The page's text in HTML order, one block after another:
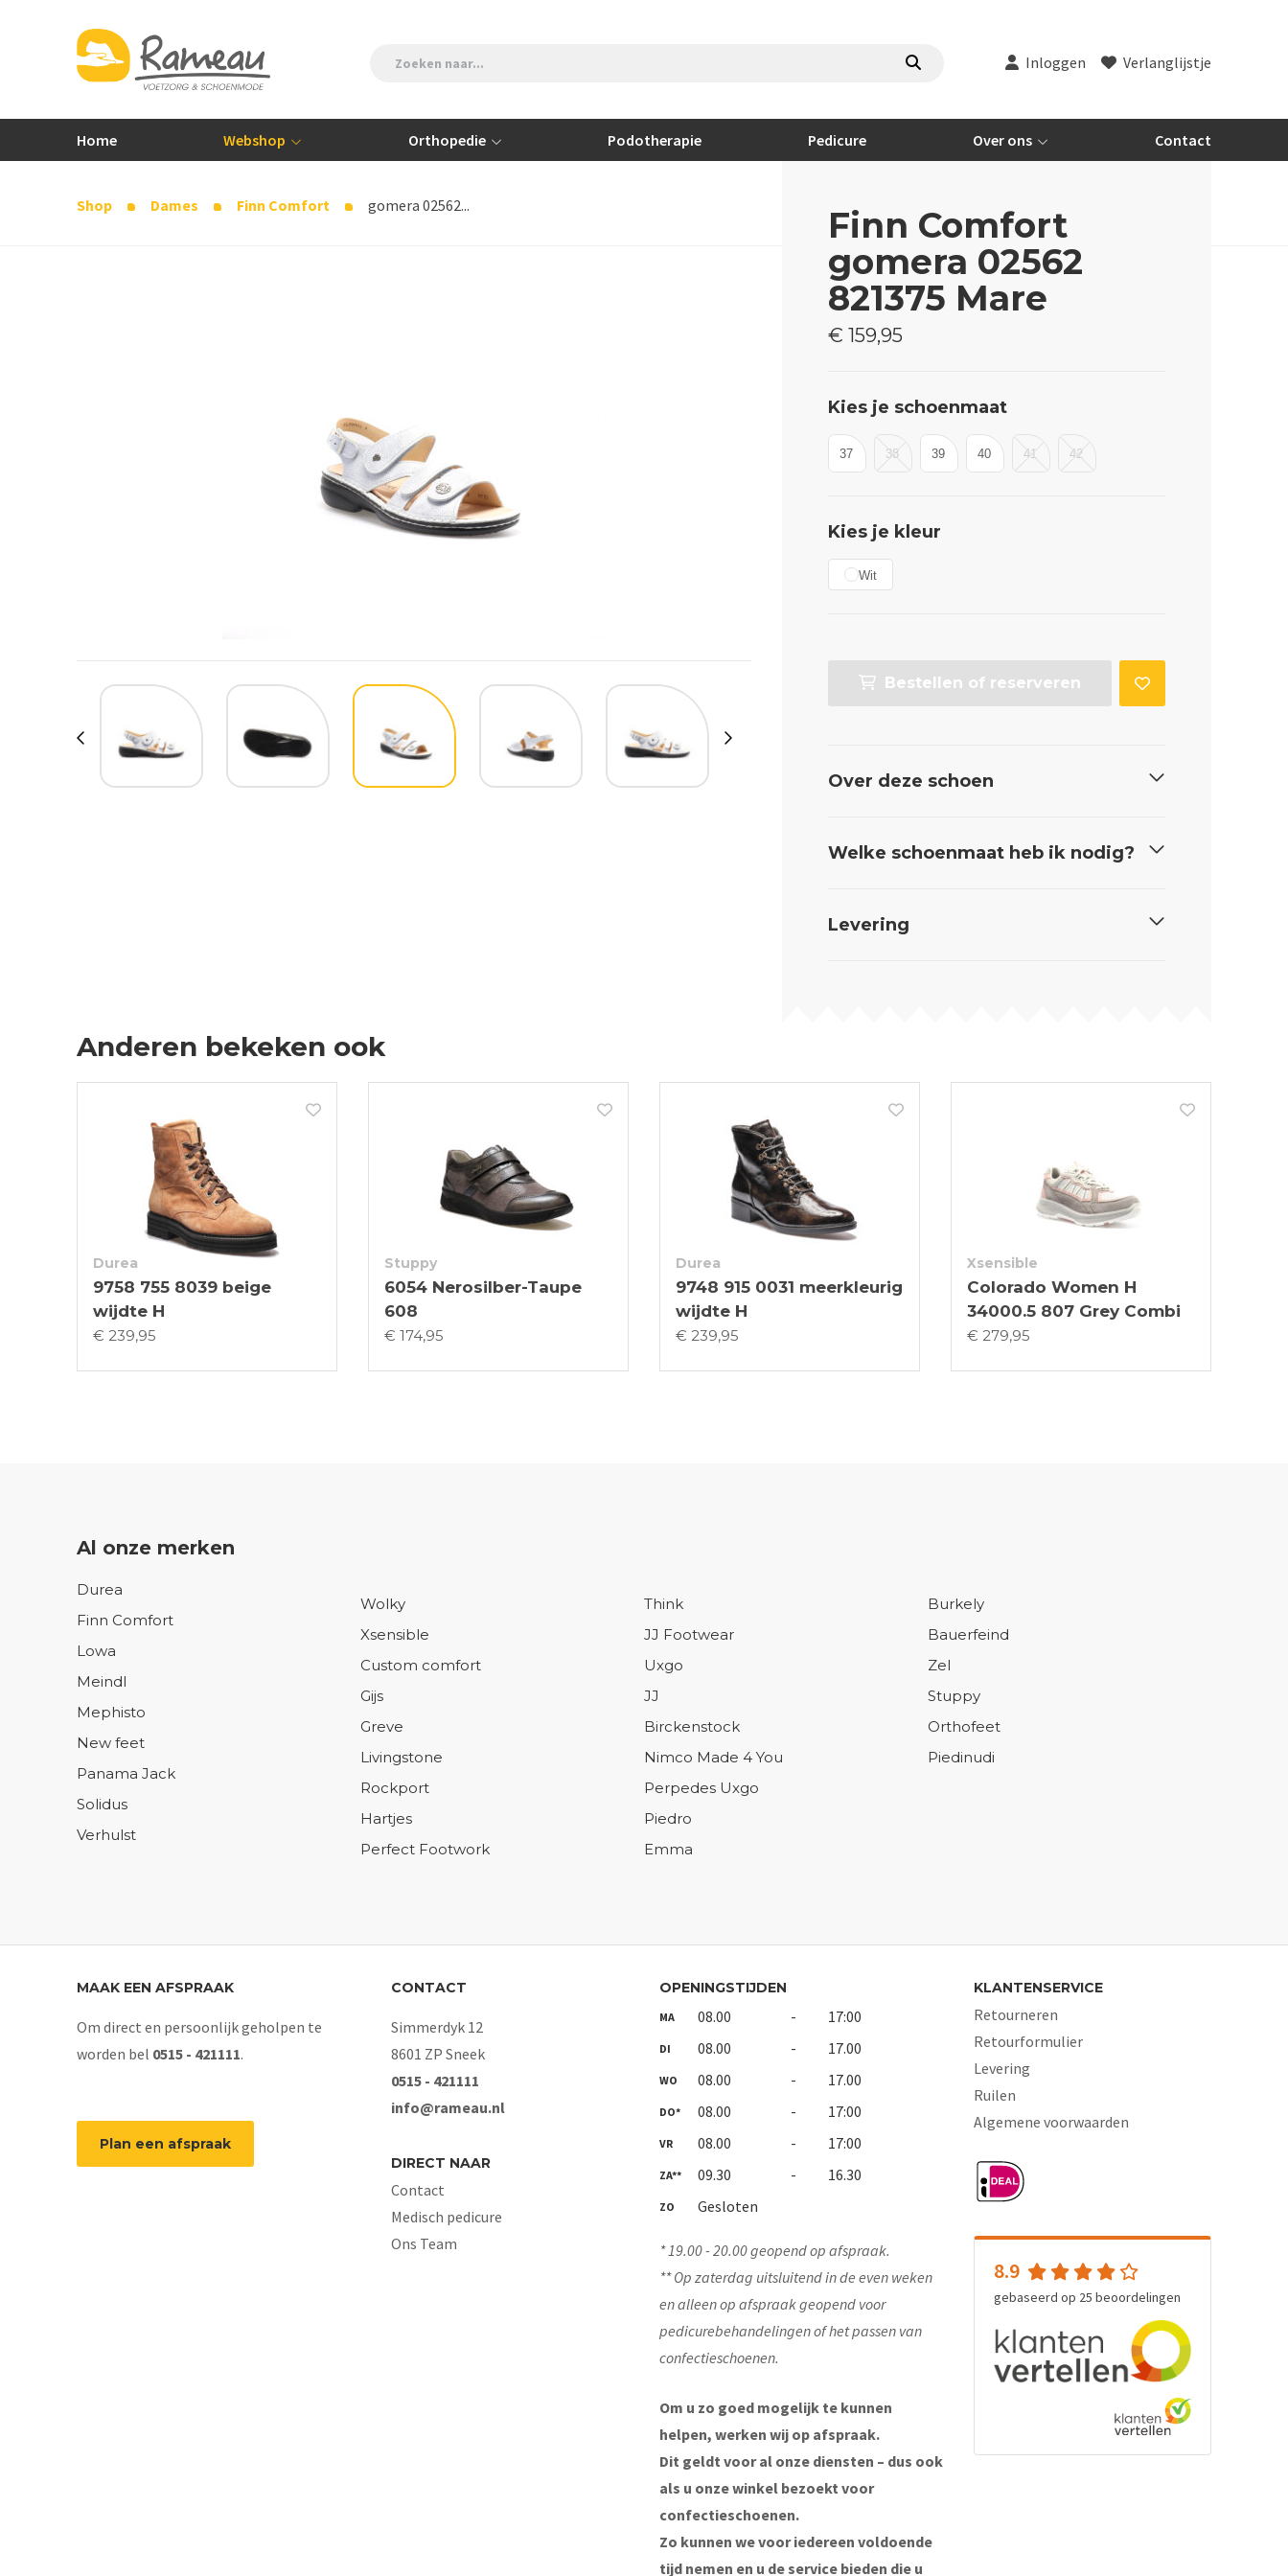
Inloggen Verlanglijstje
Home Webshop Orthopedie Podotherapie Pedicure Over ons Contact
Shop Dames Finn Comfort gomera 02562...
Finn Comfort
gomera 02562
821375 Mare
€ 159,95
Kies je schoenmaat
37 38 39 40 41 42
Kies je kleur
Wit
Bestellen of reserveren
Over deze schoen
Welke schoenmaat heb ik nodig?
Levering
Anderen bekeken ook
Durea
9758 755 8039 beige
wijdte H
€ 239,95
Stuppy
6054 Nerosilber-Taupe
608
€ 174,95
Durea
9748 915 0031 meerkleurig
wijdte H
€ 239,95
Xsensible
Colorado Women H
34000.5 807 Grey Combi
€ 279,95
Al onze merken
Durea
Finn Comfort
Lowa
Meindl
Mephisto
New feet
Panama Jack
Solidus
Verhulst
Wolky
Xsensible
Custom comfort
Gijs
Greve
Livingstone
Rockport
Hartjes
Perfect Footwork
Think
JJ Footwear
Uxgo
JJ
Birckenstock
Nimco Made 4 You
Perpedes Uxgo
Piedro
Emma
Burkely
Bauerfeind
Zel
Stuppy
Orthofeet
Piedinudi
MAAK EEN AFSPRAAK
Om direct en persoonlijk geholpen te
worden bel 0515 - 421111.
Plan een afspraak
CONTACT
Simmerdyk 12
8601 ZP Sneek
0515 - 421111
info@rameau.nl
DIRECT NAAR
Contact
Medisch pedicure
Ons Team
OPENINGSTIJDEN
MA 08.00 - 17:00
DI 08.00 - 17.00
WO 08.00 - 17.00
DO* 08.00 - 17:00
VR 08.00 - 17:00
ZA** 09.30 - 16.30
ZO Gesloten
* 19.00 - 20.00 geopend op afspraak.
** Op zaterdag uitsluitend in de even weken
en alleen op afspraak geopend voor
pedicurebehandelingen of het passen van
confectieschoenen.
Om u zo goed mogelijk te kunnen
helpen, werken wij op afspraak.
Dit geldt voor al onze diensten – dus ook
als u onze winkel bezoekt voor
confectieschoenen.
Zo kunnen we voor iedereen voldoende
tijd nemen en u de service bieden die u
KLANTENSERVICE
Retourneren
Retourformulier
Levering
Ruilen
Algemene voorwaarden
8.9
gebaseerd op 25 beoordelingen